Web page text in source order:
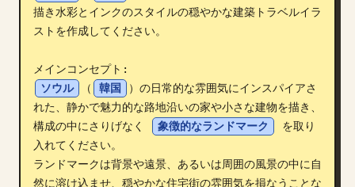
ブログ
更新情報
描き水彩とインクのスタイルの穏やかな建築トラベルイラ
ストを作成してください。
ソウル
（ 韓国
）の日常的な雰囲気にインスパイアさ
れた、静かで魅力的な路地沿いの家や小さな建物を描き、
構成の中にさりげなく
象徴的なランドマーク
を取り
入れてください。
ランドマークは背景や遠景、あるいは周囲の風景の中に自
然に溶け込ませ、穏やかな住宅街の雰囲気を損なうことな